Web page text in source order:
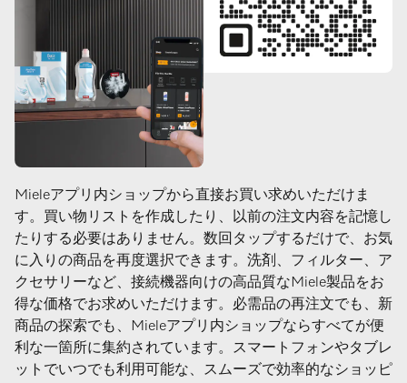
Mieleアプリ内ショップから直接お買い求めいただけま
す。買い物リストを作成したり、以前の注文内容を記憶し
たりする必要はありません。数回タップするだけで、お気
に入りの商品を再度選択できます。洗剤、フィルター、ア
クセサリーなど、接続機器向けの高品質なMiele製品をお
得な価格でお求めいただけます。必需品の再注文でも、新
商品の探索でも、Mieleアプリ内ショップならすべてが便
利な一箇所に集約されています。スマートフォンやタブレ
ットでいつでも利用可能な、スムーズで効率的なショッピ